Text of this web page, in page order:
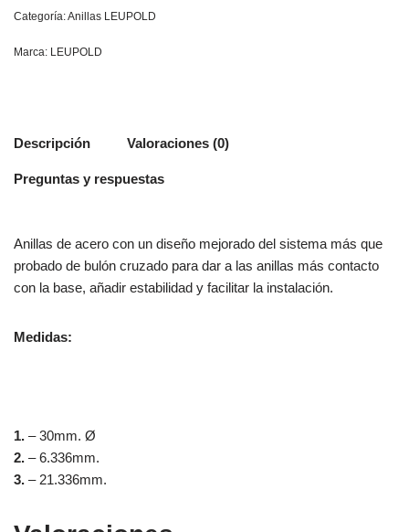
Categoría:Anillas LEUPOLD
Marca: LEUPOLD
Descripción Valoraciones (0)
Preguntas y respuestas
Anillas de acero con un diseño mejorado del sistema más que
probado de bulón cruzado para dar a las anillas más contacto
con la base, añadir estabilidad y facilitar la instalación.
Medidas:
1. – 30mm. Ø
2. – 6.336mm.
3. – 21.336mm.